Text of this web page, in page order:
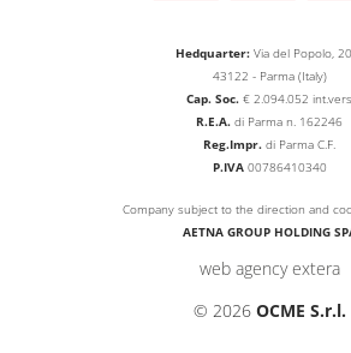
Hedquarter: Via del Popolo,
43122 - Parma (Italy)
Cap. Soc. € 2.094.052 int.vers
R.E.A. di Parma n. 162246
Reg.Impr. di Parma C.F.
P.IVA00786410340
Company subject to the direction and
AETNA GROUP HOLDING
web agency extera
© 2026 OCME S.r.l.